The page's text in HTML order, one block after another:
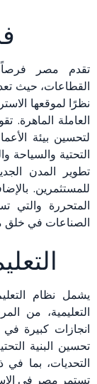
تقدم مصر
القطاعات، حيث
نظرًا لموقعها
العاملة الماهرة.
لتحسين بيئة
التحتية والسياحة
تطوير المدن
للمستثمرين.
الصناعات في خلق
يشمل نظام
التعليمية، من
انجازات كبيرة
تحسين البنية
التحديات، بما في
تستمر مصر في